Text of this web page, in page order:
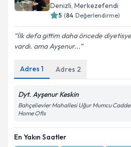
Denizli, Merkezefendi
5 (84 Değerlendirme)
İlk defa gittim daha öncede
vardı. ama Ayşenur...
Adres 1 Adres 2
Dyt. Ayşenur Keskin
Bahçelievler Mahallesi Uğur Mumcu
Home Ofis
En Yakın Saatler